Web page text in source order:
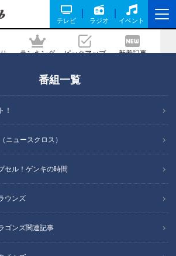
テレビ ラジオ イベント
ランキング ピックアップ 新着記事
番組一覧
！
ニュースクロス）
セル！ゲンキの時間
ウンズ
ゴンズ関連記事
夢を食卓に届けた誕生秘話